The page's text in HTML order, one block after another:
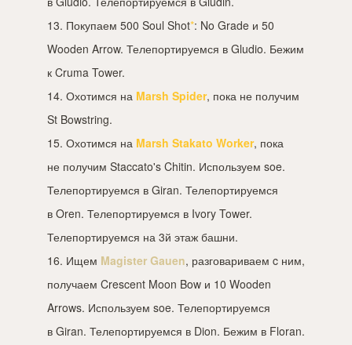
13. Покупаем 500 Soul Shot*: No Grade и 50
Wooden Arrow. Телепортируемся в Gludio. Бежим
к Cruma Tower.
14. Охотимся на Marsh Spider, пока не получим
St Bowstring.
15. Охотимся на Marsh Stakato Worker, пока
не получим Staccato's Chitin. Используем soe.
Телепортируемся в Giran. Телепортируемся
в Oren. Телепортируемся в Ivory Tower.
Телепортируемся на 3й этаж башни.
16. Ищем Magister Gauen, разговариваем c ним,
получаем Crescent Moon Bow и 10 Wooden
Arrows. Используем soe. Телепортируемся
в Giran. Телепортируемся в Dion. Бежим в Floran.